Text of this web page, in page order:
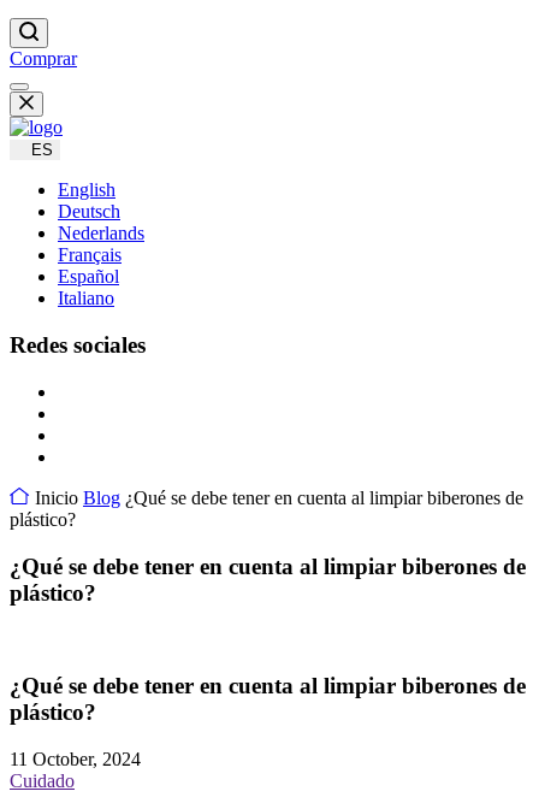
Comprar
ES
English
Deutsch
Nederlands
Français
Español
Italiano
Redes sociales
Inicio Blog ¿Qué se debe tener en cuenta al limpiar biberones de
plástico?
¿Qué se debe tener en cuenta al limpiar biberones de
plástico?
¿Qué se debe tener en cuenta al limpiar biberones de
plástico?
11 October, 2024
Cuidado